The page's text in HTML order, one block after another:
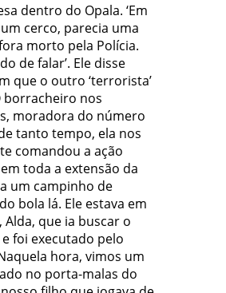
dentro do Opala. ‘Em
cerco, parecia uma
morto pela Polícia.
de falar’. Ele disse
que o outro ‘terrorista’
nos
moradora do número
tanto tempo, ela nos
comandou a ação
toda a extensão da
um campinho de
bola lá. Ele estava em
que ia buscar o
foi executado pelo
hora, vimos um
no porta-malas do